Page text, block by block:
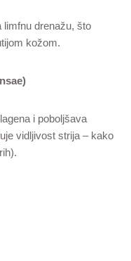
limfnu drenažu, što
kožom.
i poboljšava
vidljivost strija – kako